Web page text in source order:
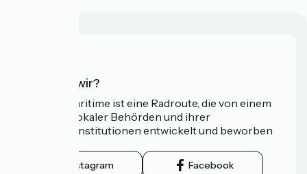
Wer sind wir?
Die Vélomaritime ist eine Radroute, die von einem
Netzwerk lokaler Behörden und ihrer
Tourismusinstitutionen entwickelt und beworben
Instagram Facebook